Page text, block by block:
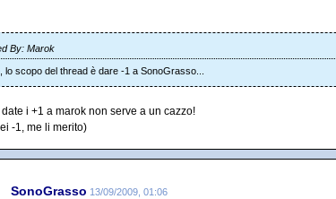
By: Marok
lo scopo del thread è dare -1 a SonoGrasso...
i +1 a marok non serve a un cazzo!
-1, me li merito)
SonoGrasso 13/09/2009, 01:06